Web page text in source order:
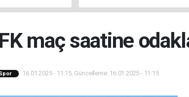
maç saatine
16.01.2025 - 11:15, Güncelleme: 16.01.2025 - 11:15